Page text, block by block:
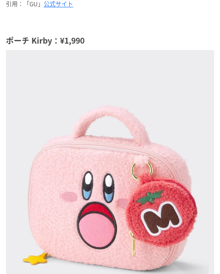
引用：「GU」 公式サイト
ポーチ Kirby：¥1,990